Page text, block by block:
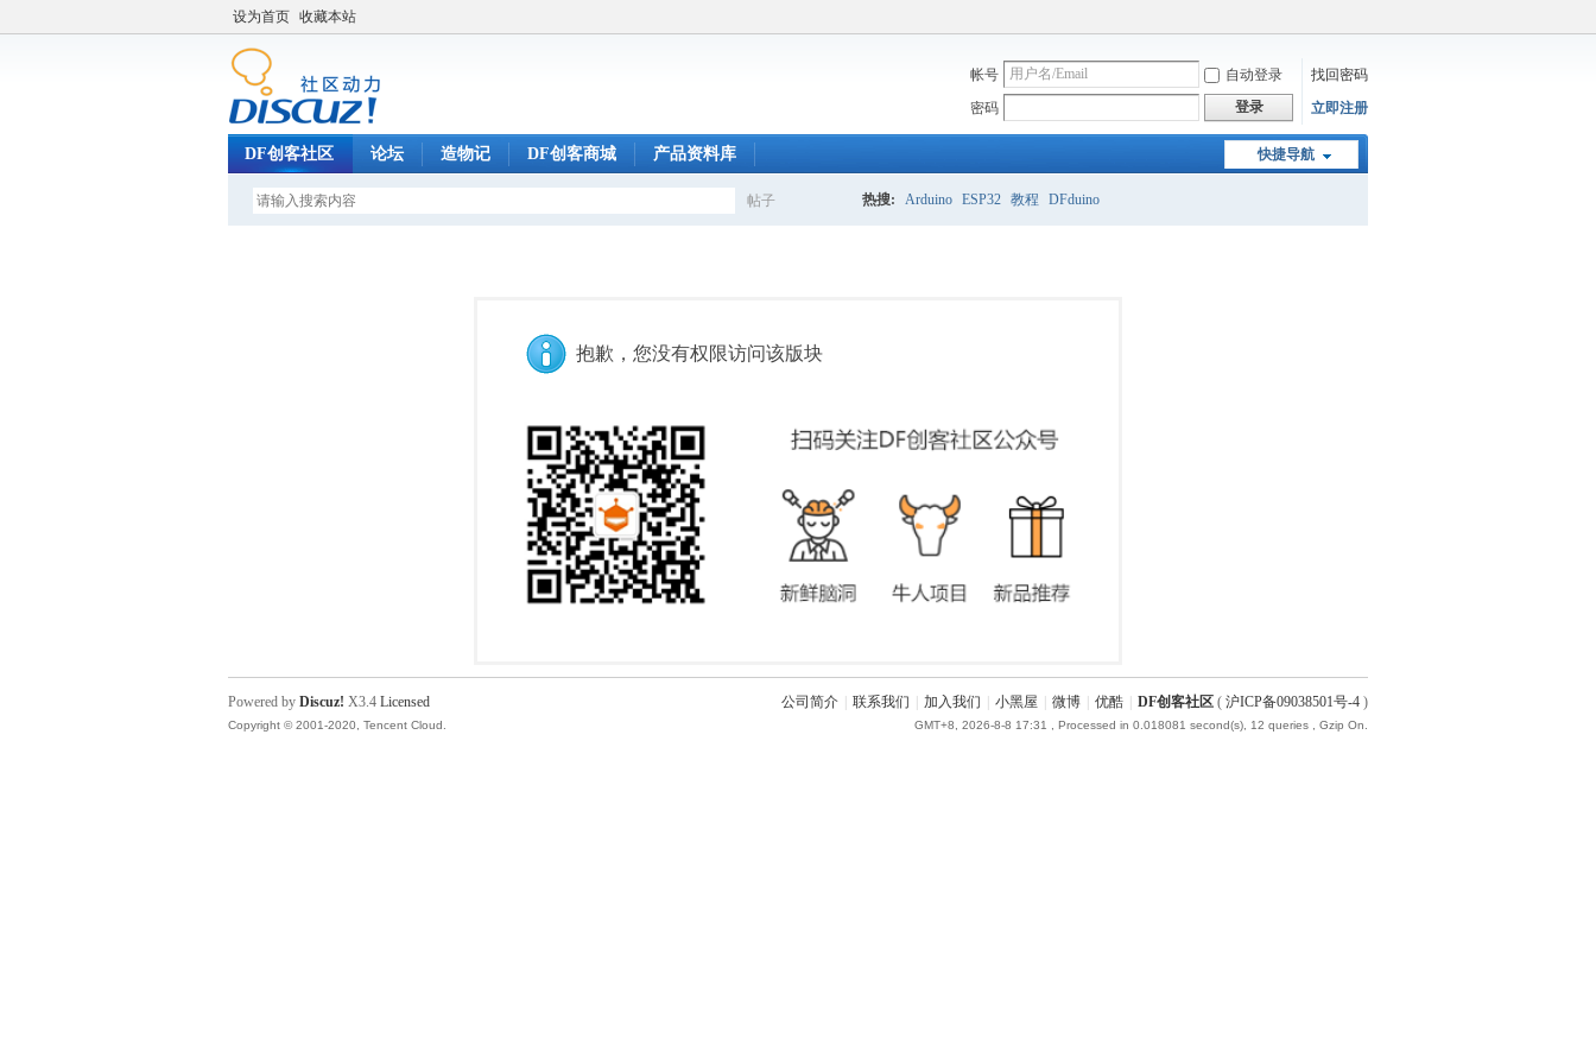
设为首页 收藏本站
帐号 自动登录
找回密码
密码
登录 立即注册
快捷导航
DF创客社区 论坛 造物记 DF创客商城 产品资料库
帖子 热搜: Arduino ESP32 教程 DFduino
抱歉，您没有权限访问该版块
公司简介 联系我们 加入我们 小黑屋 微博 优酷 DF创客社区 ( 沪ICP备09038501号-4 )
GMT+8, 2026-8-8 17:31 , Processed in 0.018081 second(s), 12 queries , Gzip On.
Powered by Discuz! X3.4 Licensed
Copyright © 2001-2020, Tencent Cloud.